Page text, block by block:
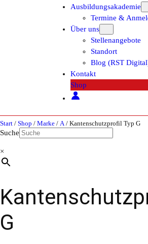
Ausbildungsakademie
Termine &
Über uns
Stellenangebote
Standort
Blog (RST
Kontakt
Shop
Start / Shop / Marke / A/ Kantenschutzprofil Typ G
Suche
×
G